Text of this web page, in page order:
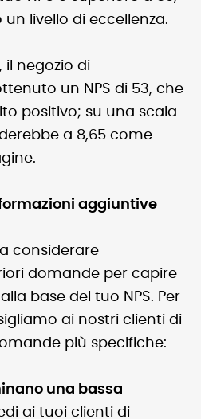
livello di eccellenza.
il negozio di
un NPS di 53, che
positivo; su una scala
a 8,65 come
aggiuntive
considerare
domande per capire
base del tuo NPS. Per
ai nostri clienti di
più specifiche:
una bassa
ai tuoi clienti di